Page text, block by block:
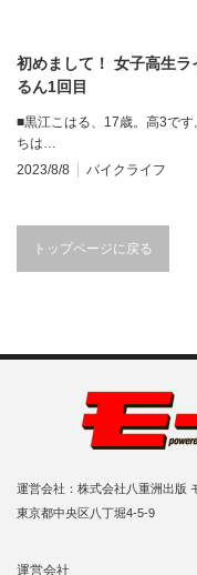
初めまして！ 女子高
るん1回目
■黒江こはる、17歳。高3で
ちは…
2023/8/8
バイクライフ
トップページに戻る
運営会社：株式会社八重洲出版
東京都中央区八丁堀4-5-9
運営会社